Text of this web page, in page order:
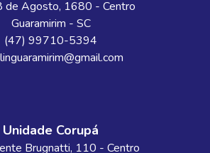
de Agosto, 1680 - Centro
Guaramirim - SC
(47) 99710-5394
Unidade Corupá
Brugnatti, 110 - Centro